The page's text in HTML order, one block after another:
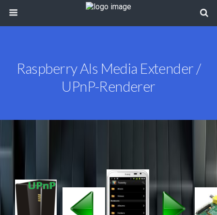
Raspberry Als Media Extender /
UPnP-Renderer